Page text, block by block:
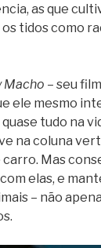
as que
tidos como
Macho – seu
ele mesmo
tudo na
na coluna
Mas
elas, e
– não